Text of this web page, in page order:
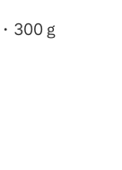
300ｇ